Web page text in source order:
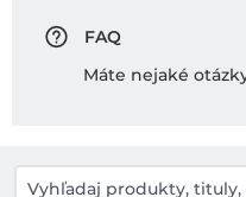
FAQ
Máte nejaké